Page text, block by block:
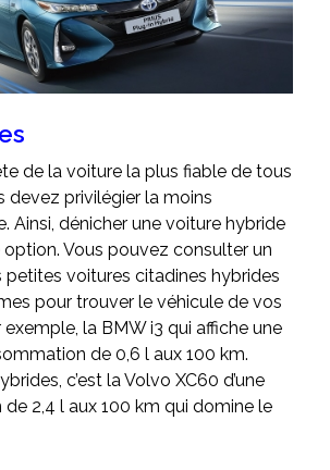
de la voiture la plus fiable de tous
devez privilégier la moins
Ainsi, dénicher une voiture hybride
Vous pouvez consulter un
voitures citadines hybrides
pour trouver le véhicule de vos
exemple, la BMW i3 qui affiche une
de 0,6 l aux 100 km.
c’est la Volvo XC60 d’une
2,4 l aux 100 km qui domine le